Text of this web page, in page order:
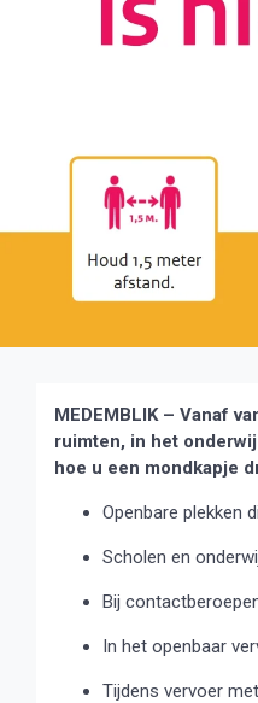
MEDEMBLIK – Vanaf
ruimten, in het
hoe u een mondkapje
Openbare plekken
Scholen en
Bij
In het openbaar
Tijdens vervoer